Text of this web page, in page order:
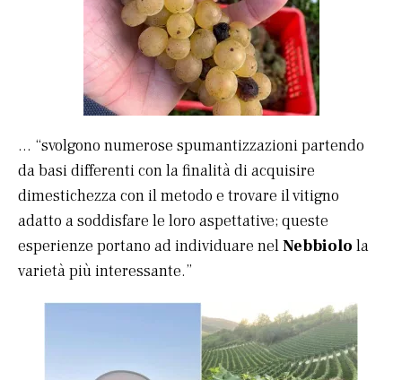
… “svolgono numerose spumantizzazioni partendo
da basi differenti con la finalità di acquisire
dimestichezza con il metodo e trovare il vitigno
adatto a soddisfare le loro aspettative; queste
esperienze portano ad individuare nelNebbiolo la
varietà più interessante.”